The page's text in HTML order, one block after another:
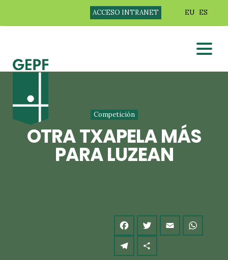
ACCESO INTRANET EU ES
Competición
OTRA TXAPELA MÁS
PARA LUZEAN